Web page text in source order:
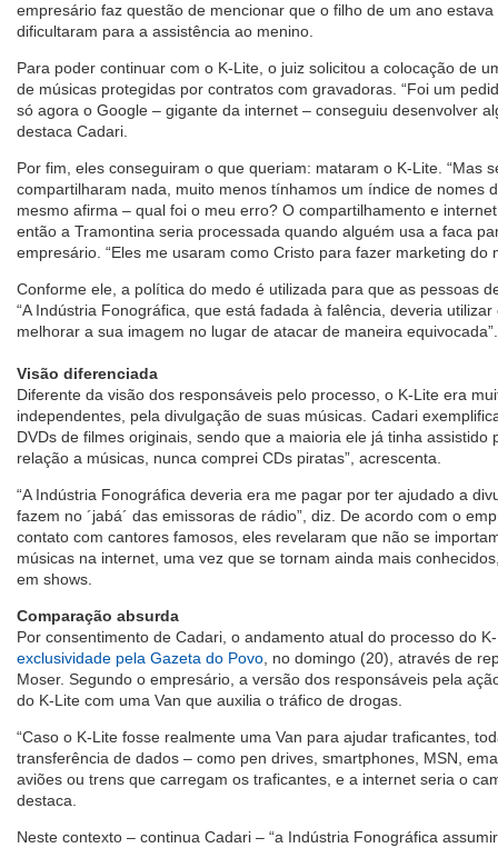
empresário faz questão de mencionar que o filho de um ano
dificultaram para a assistência ao menino.
Para poder continuar com o K-Lite, o juiz solicitou a colocação de
de músicas protegidas por contratos com gravadoras. “Foi um
só agora o Google – gigante da internet – conseguiu desenvolver
destaca Cadari.
Por fim, eles conseguiram o que queriam: mataram o K-Lite. “Mas
compartilharam nada, muito menos tínhamos um índice de nomes
mesmo afirma – qual foi o meu erro? O compartilhamento e
então a Tramontina seria processada quando alguém usa a faca
empresário. “Eles me usaram como Cristo para fazer marketing do
Conforme ele, a política do medo é utilizada para que as pessoas
“A Indústria Fonográfica, que está fadada à falência, deveria
melhorar a sua imagem no lugar de atacar de maneira equivocada”.
Visão diferenciada
Diferente da visão dos responsáveis pelo processo, o K-Lite era
independentes, pela divulgação de suas músicas. Cadari
DVDs de filmes originais, sendo que a maioria ele já tinha assistido
relação a músicas, nunca comprei CDs piratas”, acrescenta.
“A Indústria Fonográfica deveria era me pagar por ter ajudado a
fazem no ´jabá´ das emissoras de rádio”, diz. De acordo com o
contato com cantores famosos, eles revelaram que não se
músicas na internet, uma vez que se tornam ainda mais
em shows.
Comparação absurda
Por consentimento de Cadari, o andamento atual do processo do
exclusividade pela Gazeta do Povo , no domingo (20), através de
Moser. Segundo o empresário, a versão dos responsáveis pela
do K-Lite com uma Van que auxilia o tráfico de drogas.
“Caso o K-Lite fosse realmente uma Van para ajudar traficantes,
transferência de dados – como pen drives, smartphones, MSN,
aviões ou trens que carregam os traficantes, e a internet seria o
destaca.
Neste contexto – continua Cadari – “a Indústria Fonográfica